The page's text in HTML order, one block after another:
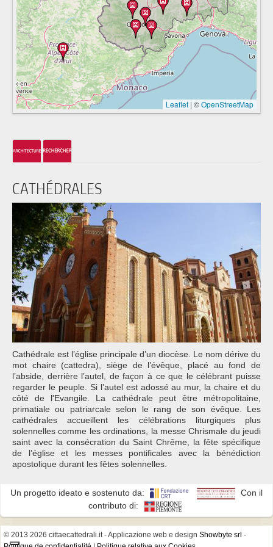
Leaflet | ©OpenStreetMap
CATHÉDRALES
Cathédrale est l’église principale d’un diocèse. Le nom dérive du
mot chaire (cattedra), siège de l’évêque, placé au fond de
l’abside, derrière l’autel, de façon à ce que le célébrant puisse
regarder le peuple. Si l’autel est adossé au mur, la chaire et du
côté de l'Evangile. La cathédrale peut être métropolitaine,
primatiale ou patriarcale selon le rang de son évêque. Les
cathédrales accueillent les célébrations liturgiques plus
solennelles comme les ordinations, la messe Chrismale du jeudi
saint avec la consécration du Saint Chrême, la fête spécifique
de l’église et les messes pontificales avec la bénédiction
apostolique durant les fêtes solennelles.
Un progetto ideato e sostenuto da:
Con il
contributo di:
© 2013 2026 cittaecattedrali.it- Applicazione web e design Showbyte srl -